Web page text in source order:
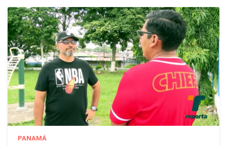
PANAMÁ